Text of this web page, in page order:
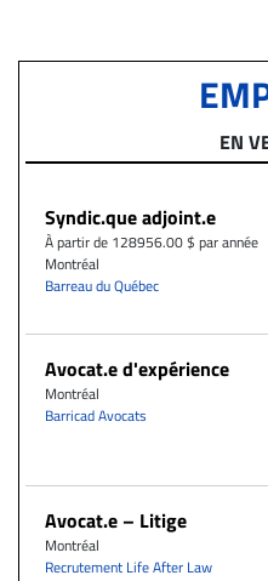
EN
Syndic.que adjoint.e
À partir de 128956.00 $ par année
Montréal
Barreau du Québec
Avocat.e d'expérience
Montréal
Barricad Avocats
Avocat.e – Litige
Montréal
Recrutement Life After Law